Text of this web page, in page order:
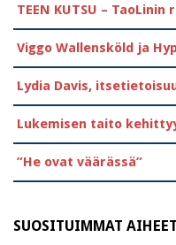
TEEN KUTSU –
Viggo Wallensköld ja
Lydia Davis,
Lukemisen taito
”He ovat väärässä”
SUOSITUIMMAT AIHEET